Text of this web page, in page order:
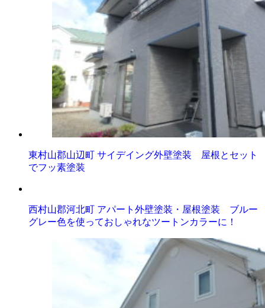
東村山郡山辺町 サイデイング外壁塗装 屋根とセット
でフッ素塗装
西村山郡河北町 アパート外壁塗装・屋根塗装 ブルー
グレー色を使っておしゃれなツートンカラーに！